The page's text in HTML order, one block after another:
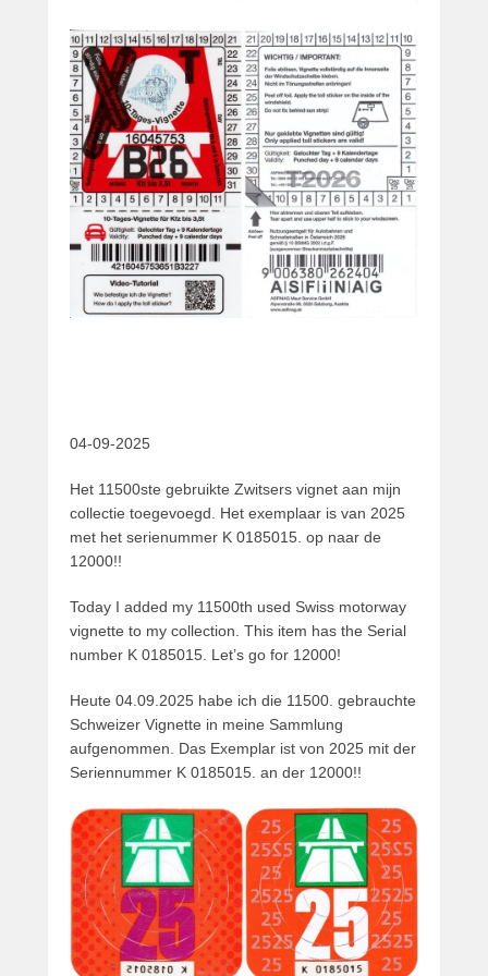
04-09-2025
Het 11500ste gebruikte Zwitsers vignet aan mijn
collectie toegevoegd. Het exemplaar is van 2025
met het serienummer K 0185015. op naar de
12000!!
Today I added my 11500th used Swiss motorway
vignette to my collection. This item has the Serial
number K 0185015. Let’s go for 12000!
Heute 04.09.2025 habe ich die 11500. gebrauchte
Schweizer Vignette in meine Sammlung
aufgenommen. Das Exemplar ist von 2025 mit der
Seriennummer K 0185015. an der 12000!!